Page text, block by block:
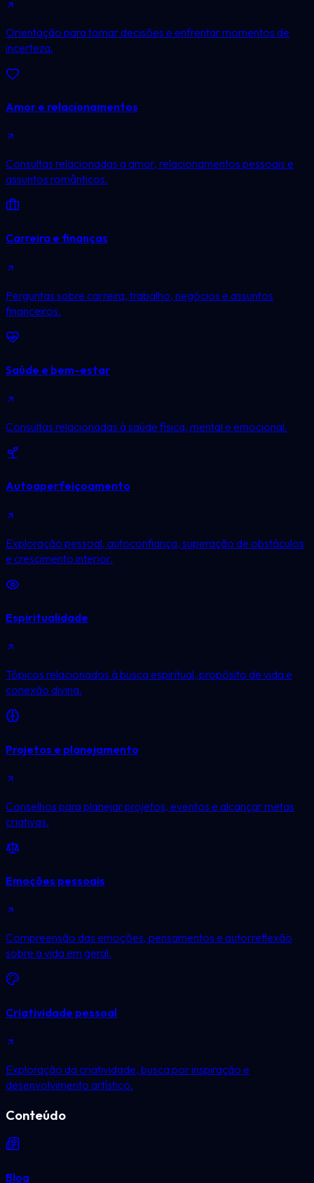
Orientação para tomar decisões e enfrentar momentos de
incerteza.
Amor e relacionamentos
Consultas relacionadas a amor, relacionamentos pessoais e
assuntos românticos.
Carreira e finanças
Perguntas sobre carreira, trabalho, negócios e assuntos
financeiros.
Saúde e bem-estar
Consultas relacionadas à saúde física, mental e emocional.
Autoaperfeiçoamento
Exploração pessoal, autoconfiança, superação de obstáculos
e crescimento interior.
Espiritualidade
Tópicos relacionados à busca espiritual, propósito de vida e
conexão divina.
Projetos e planejamento
Conselhos para planejar projetos, eventos e alcançar metas
criativas.
Emoções pessoais
Compreensão das emoções, pensamentos e autorreflexão
sobre a vida em geral.
Criatividade pessoal
Exploração da criatividade, busca por inspiração e
desenvolvimento artístico.
Conteúdo
Blog